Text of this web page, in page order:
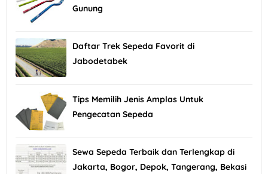
Gunung
Daftar Trek Sepeda Favorit di
Jabodetabek
Tips Memilih Jenis Amplas Untuk
Pengecatan Sepeda
Sewa Sepeda Terbaik dan Terlengkap di
Jakarta, Bogor, Depok, Tangerang, Bekasi